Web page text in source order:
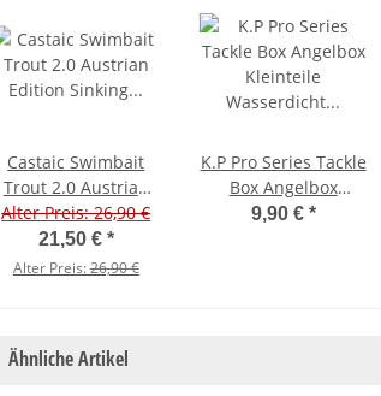
Castaic Swimbait
Trout 2.0 Austrian
Edition Sinking 10"
25 cm Ghost Ayu
Alter Preis: 26,90 €
21,50 € *
Alter Preis:26,90 €
K.P Pro Series Tackle
Box Angelbox
Kleinteile
9,90 € *
Ähnliche Artikel